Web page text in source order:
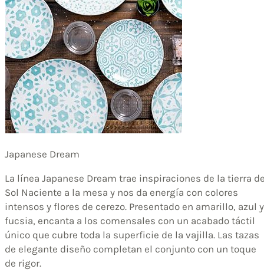
Japanese Dream
La línea Japanese Dream trae inspiraciones de la tierra
Sol Naciente a la mesa y nos da energía con colores
intensos y flores de cerezo. Presentado en amarillo, azul y
fucsia, encanta a los comensales con un acabado táctil
único que cubre toda la superficie de la vajilla. Las tazas
de elegante diseño completan el conjunto con un toque
de rigor.